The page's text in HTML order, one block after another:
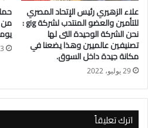
الداخلية اليوم الأحد مرحلة جديدة
مخازن استراتيجية للمنتجات الغذائية .
وتم وضع حجر أساس لإنشاء ثاني مخزن
ضمن المرحلة الأولى بعد وضع حجر
الجمهورية بتأمين مخزون استراتيجي
الغذائية على مدار العام ،وبحضور
علاء الزهيري رئيس الإتحاد المصري
للتأمين والعضو المنتدب لشركة gig :
نحن الشركة الوحيدة التى لها
تصنيفين عالميين وهذا يضعنا في
مكانة جيدة داخل السوق.
29 يوليو، 2022
13
اترك تعليقاً